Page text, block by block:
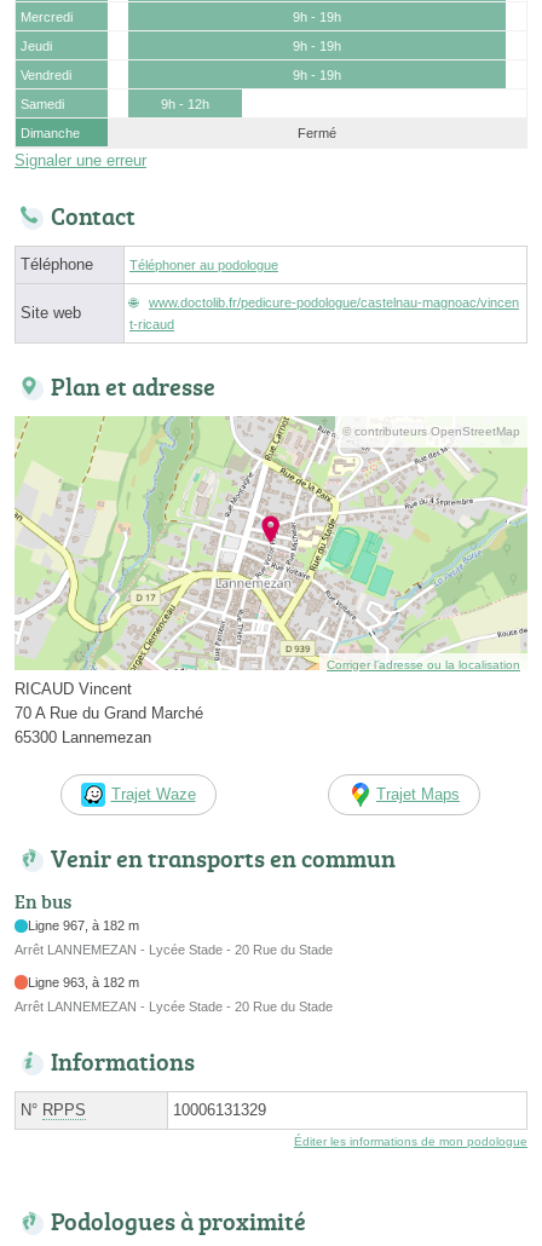
Mercredi
9h - 19h
Jeudi
9h - 19h
Vendredi
9h - 19h
Samedi
9h - 12h
Dimanche
Fermé
Signaler une erreur
Contact
Téléphone Téléphoner au podologue
Site web
www.doctolib.fr/pedicure-podologue/castelnau-magnoac/vincen
t-ricaud
Plan et adresse
© contributeurs OpenStreetMap
Corriger l’adresse ou la localisation
RICAUD Vincent
70 A Rue du Grand Marché
65300 Lannemezan
Trajet Waze Trajet Maps
Venir en transports en commun
En bus
Ligne 967, à 182 m
Arrêt LANNEMEZAN - Lycée Stade - 20 Rue du Stade
Ligne 963, à 182 m
Arrêt LANNEMEZAN - Lycée Stade - 20 Rue du Stade
Informations
N° RPPS 10006131329
Éditer les informations de mon podologue
Podologues à proximité